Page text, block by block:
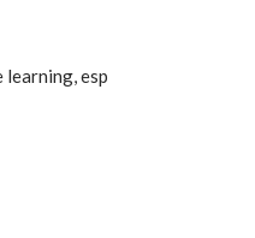
learning, esp